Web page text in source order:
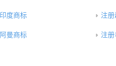
度商标 注
曼商标 注